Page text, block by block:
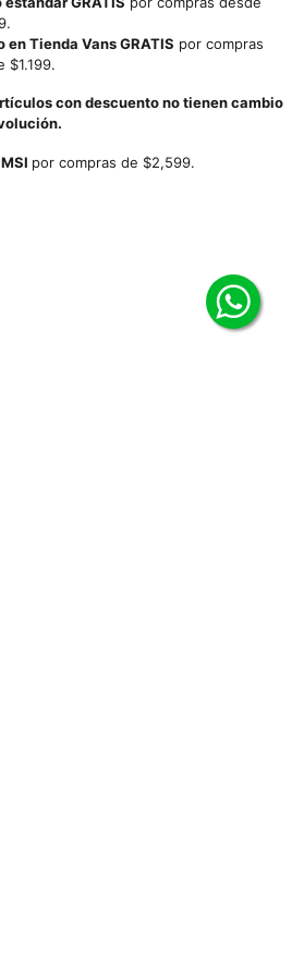
Retiro en Tienda Vans GRATIS por compras
$1.199.
con descuento no tienen cambio
por compras de $2,599.